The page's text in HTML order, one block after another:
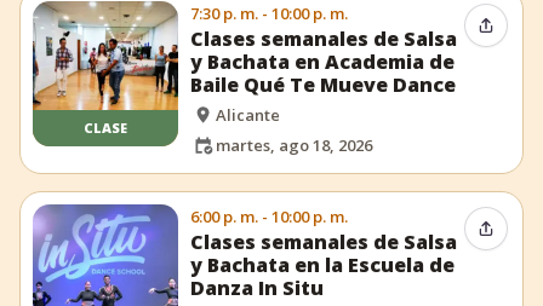
CLASE
7:30 p. m. - 10:00 p. m.
Clases semanales de Salsa
y Bachata en Academia de
Baile Qué Te Mueve Dance
Alicante
martes, ago 18, 2026
6:00 p. m. - 10:00 p. m.
Clases semanales de Salsa
y Bachata en la Escuela de
Danza In Situ